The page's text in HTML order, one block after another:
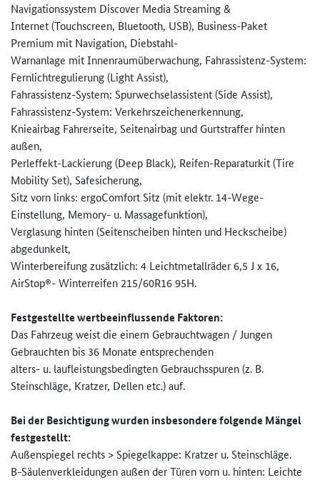
Navigationssystem Discover Media Streaming &
Internet (Touchscreen, Bluetooth, USB), Business-Paket
Premium mit Navigation, Diebstahl-
Warnanlage mit Innenraumüberwachung, Fahrassistenz-System:
Fernlichtregulierung (Light Assist),
Fahrassistenz-System: Spurwechselassistent (Side Assist),
Fahrassistenz-System: Verkehrszeichenerkennung,
Knieairbag Fahrerseite, Seitenairbag und Gurtstraffer hinten
außen,
Perleffekt-Lackierung (Deep Black), Reifen-Reparaturkit (Tire
Mobility Set), Safesicherung,
Sitz vorn links: ergoComfort Sitz (mit elektr. 14-Wege-
Einstellung, Memory- u. Massagefunktion),
Verglasung hinten (Seitenscheiben hinten und Heckscheibe)
abgedunkelt,
Winterbereifung zusätzlich: 4 Leichtmetallräder 6,5 J x 16,
AirStop®- Winterreifen 215/60R16 95H.
Festgestellte wertbeeinflussende Faktoren:
Das Fahrzeug weist die einem Gebrauchtwagen / Jungen
Gebrauchten bis 36 Monate entsprechenden
alters- u. laufleistungsbedingten Gebrauchsspuren (z. B.
Steinschläge, Kratzer, Dellen etc.) auf.
Bei der Besichtigung wurden insbesondere folgende Mängel
festgestellt:
Außenspiegel rechts > Spiegelkappe: Kratzer u. Steinschläge.
B-Säulenverkleidungen außen der Türen vorn u. hinten: Leichte